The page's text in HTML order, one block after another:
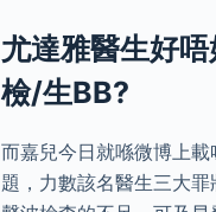
尤達雅醫生好
檢/生BB?
而嘉兒今日就喺微博上
題，力數該名醫生三大